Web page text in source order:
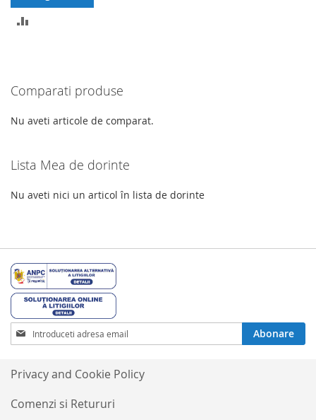
Comparati produse
Nu aveti articole de comparat.
Lista Mea de dorinte
Nu aveti nici un articol în lista de dorinte
Privacy and Cookie Policy
Comenzi si Retururi
Inscrieti-
va
Buletinele
noastre
informative
Abonare